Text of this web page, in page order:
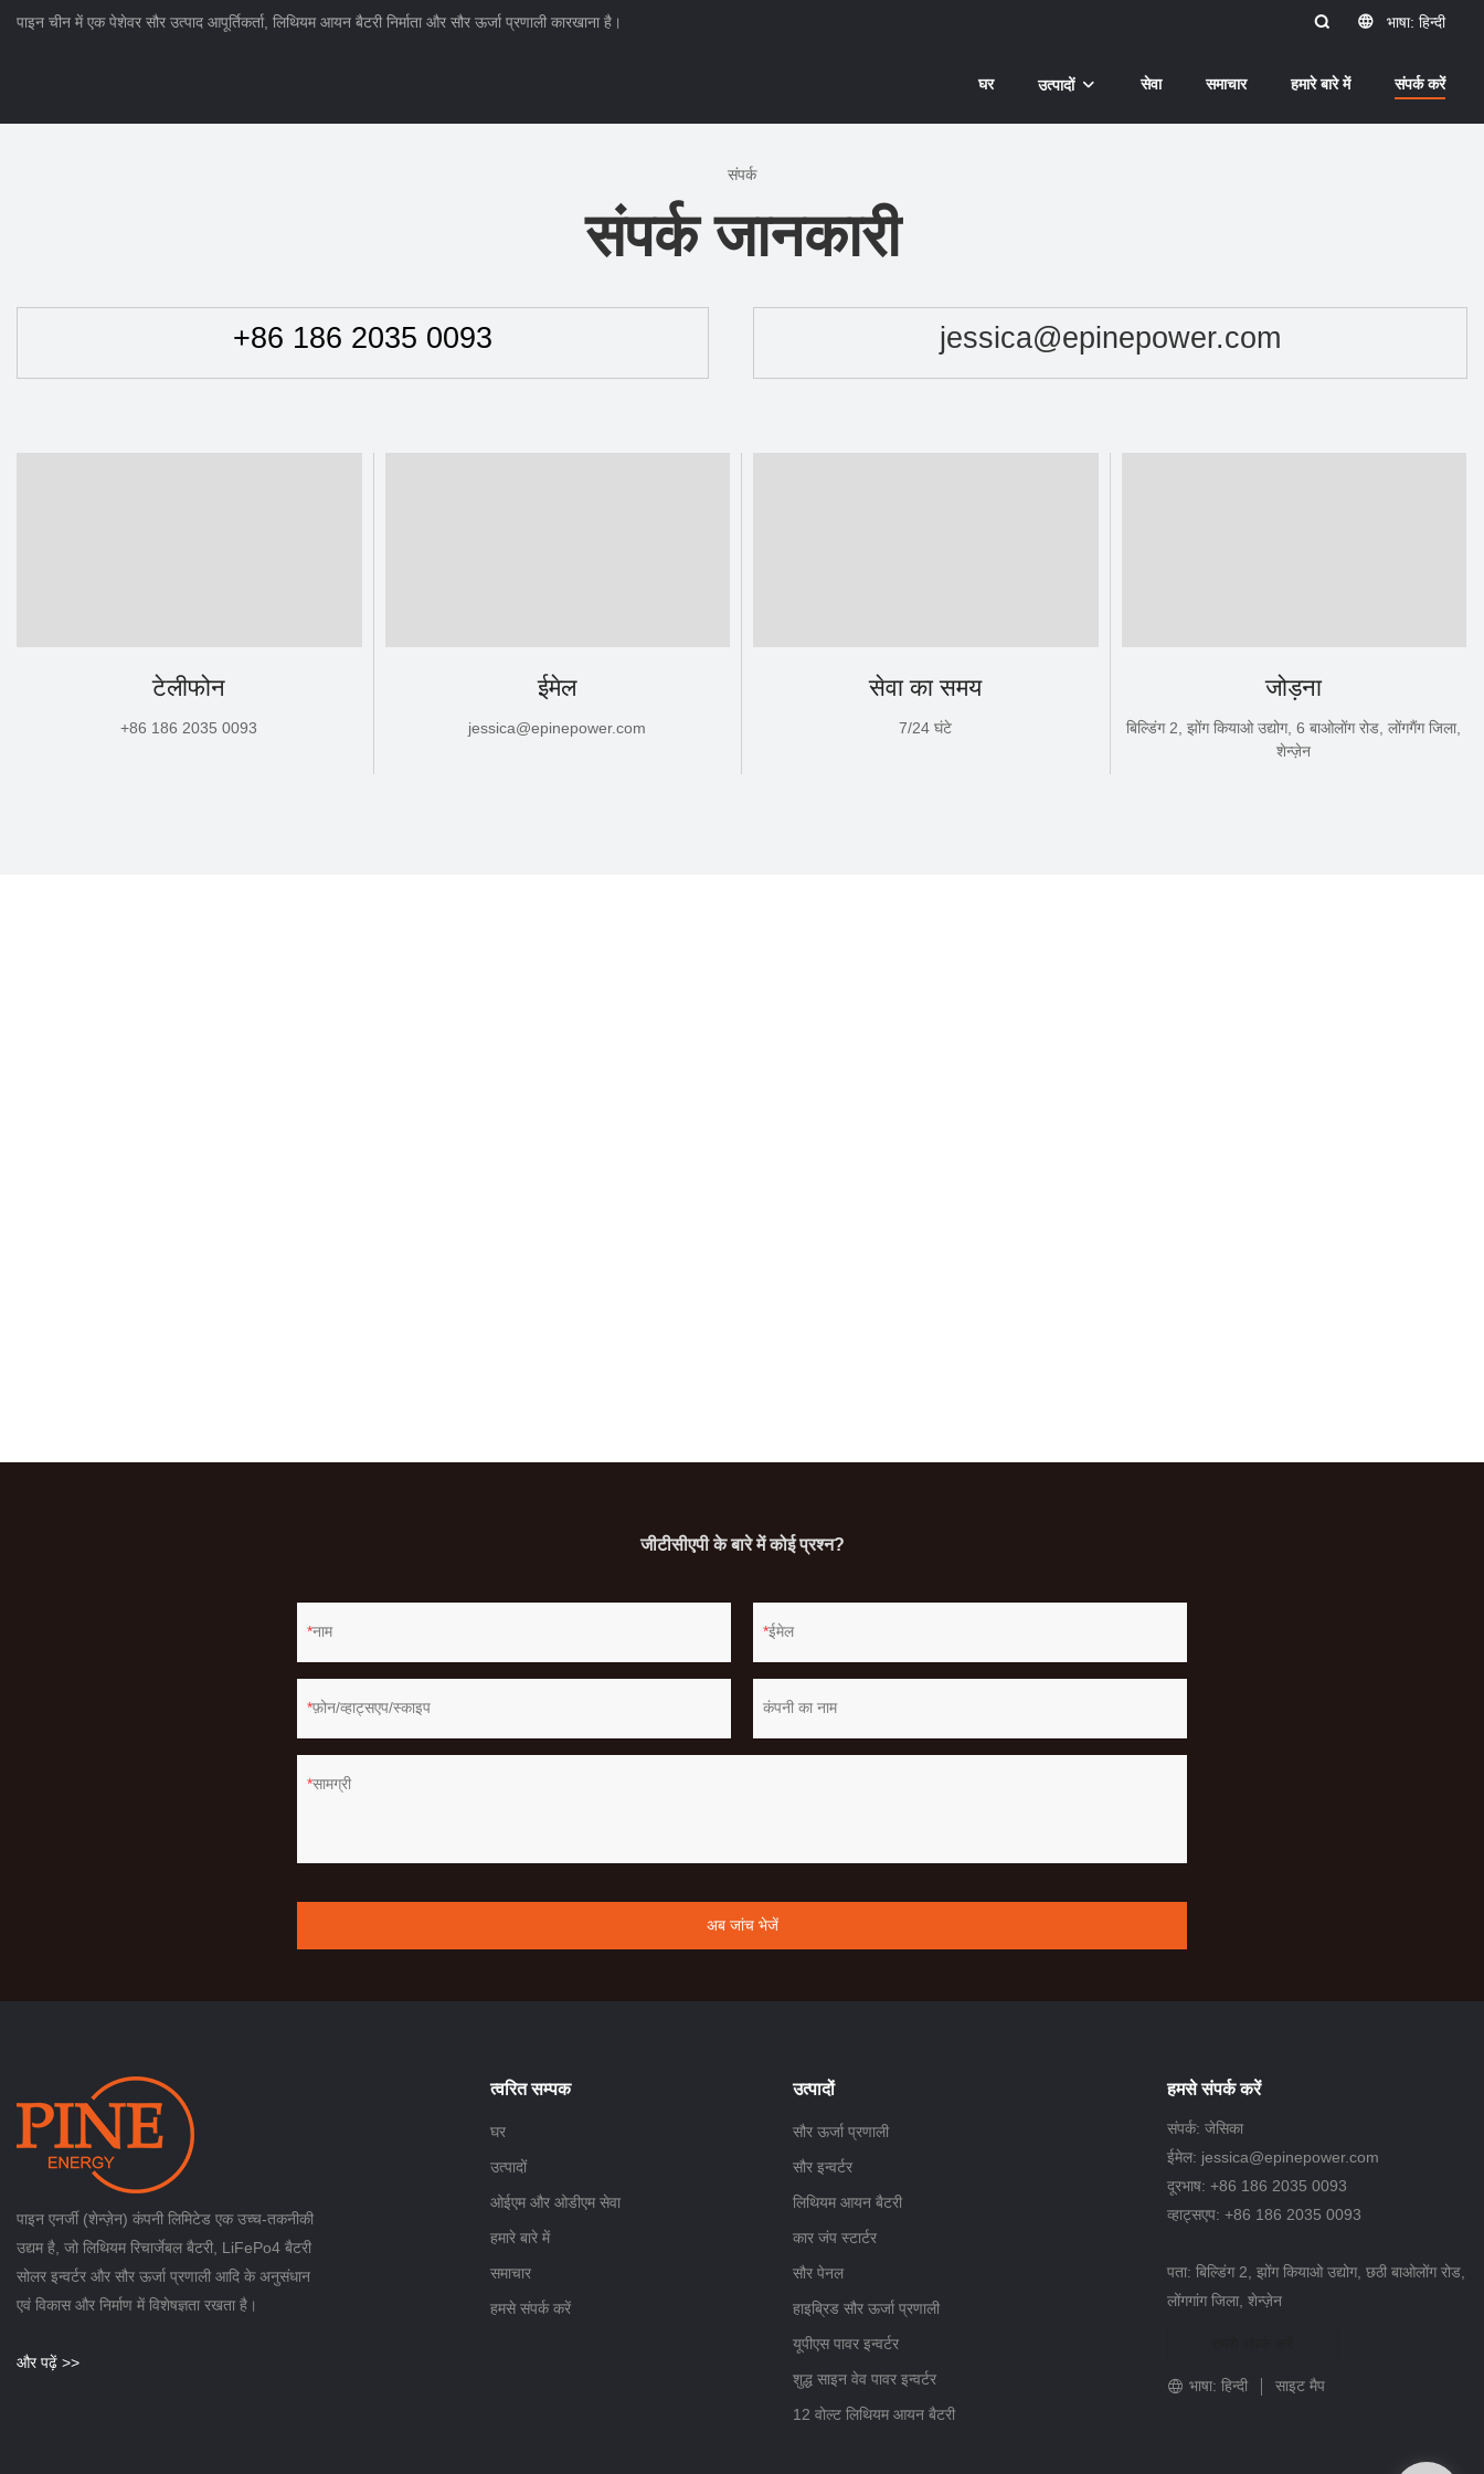
पाइन चीन में एक पेशेवर सौर उत्पाद आपूर्तिकर्ता, लिथियम आयन बैटरी निर्माता और सौर ऊर्जा प्रणाली कारखाना है। भाषा: हिन्दी
घर उत्पादों सेवा समाचार हमारे बारे में संपर्क करें
संपर्क
संपर्क जानकारी
+86 186 2035 0093 jessica@epinepower.com
टेलीफोन
+86 186 2035 0093
ईमेल
jessica@epinepower.com
सेवा का समय
7/24 घंटे
जोड़ना
बिल्डिंग 2, झोंग कियाओ उद्योग, 6 बाओलोंग रोड, लोंगगैंग जिला,
शेन्ज़ेन
जीटीसीएपी के बारे में कोई प्रश्न?
नाम ईमेल
फ़ोन/व्हाट्सएप/स्काइप कंपनी का नाम
सामग्री
अब जांच भेजें
पाइन एनर्जी (शेन्ज़ेन) कंपनी लिमिटेड एक उच्च-तकनीकी
उद्यम है, जो लिथियम रिचार्जेबल बैटरी, LiFePo4 बैटरी
सोलर इन्वर्टर और सौर ऊर्जा प्रणाली आदि के अनुसंधान
एवं विकास और निर्माण में विशेषज्ञता रखता है।
और पढ़ें >>
त्वरित सम्पक
घर
उत्पादों
ओईएम और ओडीएम सेवा
हमारे बारे में
समाचार
हमसे संपर्क करें
उत्पादों
सौर ऊर्जा प्रणाली
सौर इन्वर्टर
लिथियम आयन बैटरी
कार जंप स्टार्टर
सौर पेनल
हाइब्रिड सौर ऊर्जा प्रणाली
यूपीएस पावर इन्वर्टर
शुद्ध साइन वेव पावर इन्वर्टर
12 वोल्ट लिथियम आयन बैटरी
हमसे संपर्क करें
संपर्क: जेसिका
ईमेल: jessica@epinepower.com
दूरभाष: +86 186 2035 0093
व्हाट्सएप: +86 186 2035 0093
पता: बिल्डिंग 2, झोंग कियाओ उद्योग, छठी बाओलोंग रोड,
लोंगगांग जिला, शेन्ज़ेन
भाषा: हिन्दी साइट मैप